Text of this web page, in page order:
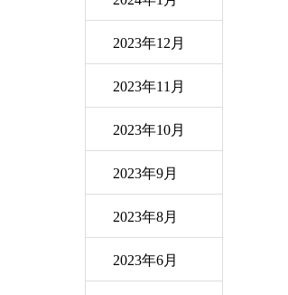
2023年12月
2023年11月
2023年10月
2023年9月
2023年8月
2023年6月